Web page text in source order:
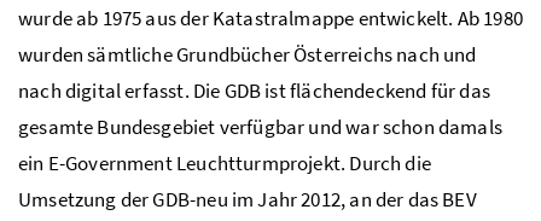
wurde ab 1975 aus der Katastralmappe entwickelt. Ab 1980
wurden sämtliche Grundbücher Österreichs nach und
nach digital erfasst. Die GDB ist flächendeckend für das
gesamte Bundesgebiet verfügbar und war schon damals
ein E-Government Leuchtturmprojekt. Durch die
Umsetzung der GDB-neu im Jahr 2012, an der das BEV